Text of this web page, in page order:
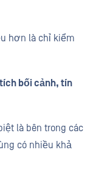
hơn là chỉ kiểm
bối cảnh, tín
là bên trong các
có nhiều khả